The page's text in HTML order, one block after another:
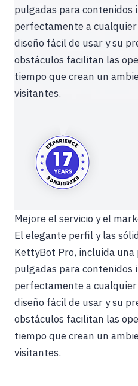
pulgadas para contenidos
perfectamente a
diseño fácil de usar y su
obstáculos facilitan las
tiempo que crean un
visitantes.
Mejore el servicio y el
El elegante perfil y las
KettyBot Pro, incluida
pulgadas para contenidos
perfectamente a
diseño fácil de usar y su
obstáculos facilitan las
tiempo que crean un
visitantes.